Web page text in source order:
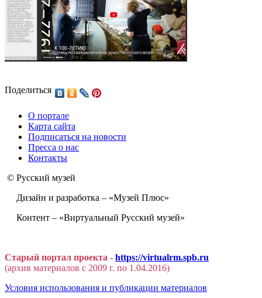
Поделиться
О портале
Карта сайта
Подписаться на новости
Пресса о нас
Контакты
© Русский музей
Дизайн и разработка – «Музей Плюс»
Контент – «Виртуальный Русский музей»
Старый портал проекта - https://virtualrm.spb.ru
(архив материалов с 2009 г. по 1.04.2016)
Условия использования и публикации материалов